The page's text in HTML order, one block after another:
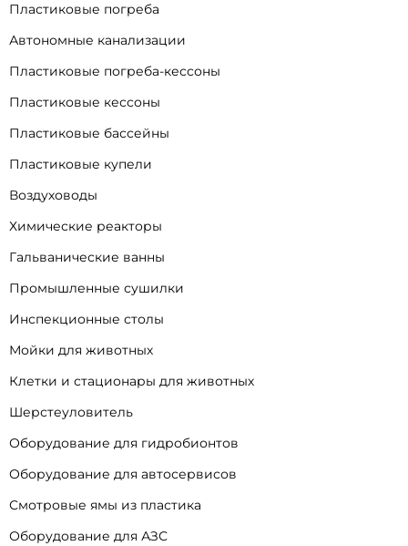
Пластиковые погреба
Автономные канализации
Пластиковые погреба-кессоны
Пластиковые кессоны
Пластиковые бассейны
Пластиковые купели
Воздуховоды
Химические реакторы
Гальванические ванны
Промышленные сушилки
Инспекционные столы
Мойки для животных
Клетки и стационары для животных
Шерстеуловитель
Оборудование для гидробионтов
Оборудование для автосервисов
Смотровые ямы из пластика
Оборудование для АЗС